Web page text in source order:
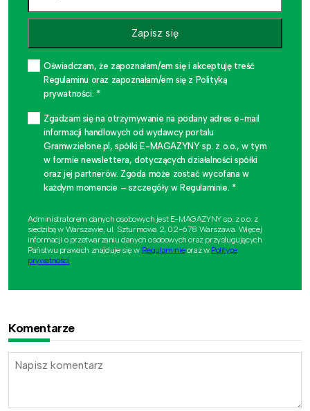
Zapisz się
Oświadczam, że zapoznałam/em się i akceptuję treść
Regulaminu oraz zapoznałam/em się z Polityką
prywatności. *
Zgadzam się na otrzymywanie na podany adres e-mail
informacji handlowych od wydawcy portalu
Gramwzielone.pl, spółki E-MAGAZYNY sp. z o.o., w tym
w formie newslettera, dotyczących działalności spółki
oraz jej partnerów. Zgoda może zostać wycofana w
każdym momencie – szczegóły w Regulaminie. *
Administratorem danych osobowych jest E-MAGAZYNY sp. z o.o. z
siedzibą w Warszawie, ul. Szturmowa 2, 02-678 Warszawa. Więcej
informacji o przetwarzaniu danych osobowych oraz przysługujących
Państwu prawach znajduje się w Regulaminieoraz w Polityce
prywatności.
Komentarze